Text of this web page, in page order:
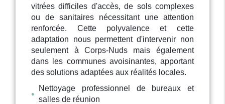
vitrées difficiles d'accès, de sols complexes
ou de sanitaires nécessitant une attention
renforcée. Cette polyvalence et cette
adaptation nous permettent d'intervenir non
seulement à Corps-Nuds mais également
dans les communes avoisinantes, apportant
des solutions adaptées aux réalités locales.
Nettoyage professionnel de bureaux et
salles de réunion